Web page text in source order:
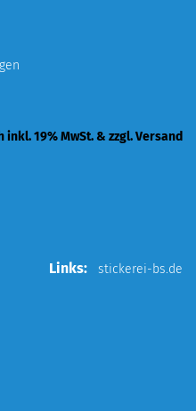
19% MwSt. & zzgl. Versand
Links: stickerei-bs.de